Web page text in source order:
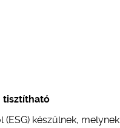
tisztítható
készülnek,